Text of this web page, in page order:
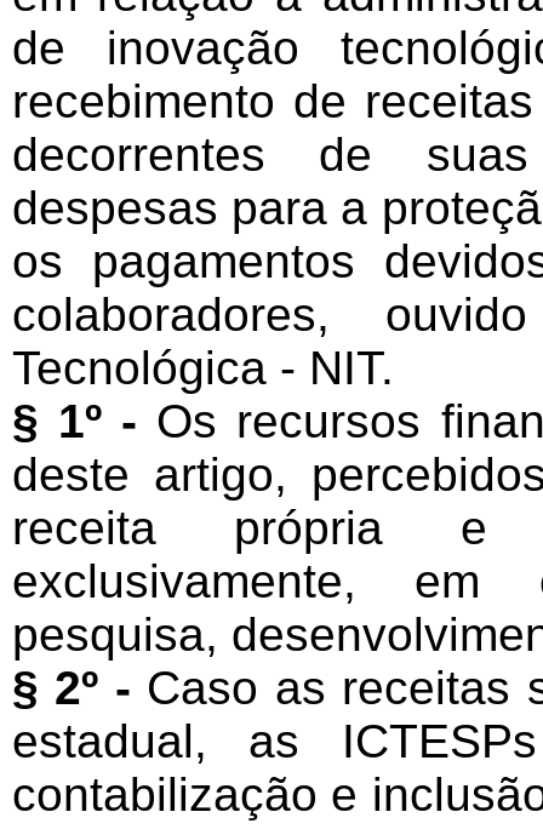
de inovação
recebimento de
decorrentes de
despesas para a
os pagamentos
colaboradores,
Tecnológica - NIT.
§ 1º - Os recursos
deste artigo,
receita própria e
exclusivamente, em
pesquisa,
§ 2º - Caso as receitas
estadual, as
contabilização e